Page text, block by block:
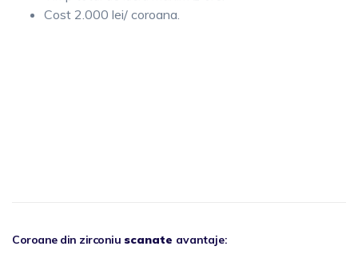
Cost 2.000 lei/ coroana.
Coroane din zirconiu scanate avantaje: